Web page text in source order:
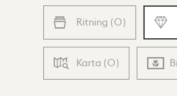
Ritning (0)
Karta (0)